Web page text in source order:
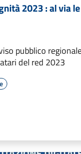
2023 : al via le
pubblico
del red 2023